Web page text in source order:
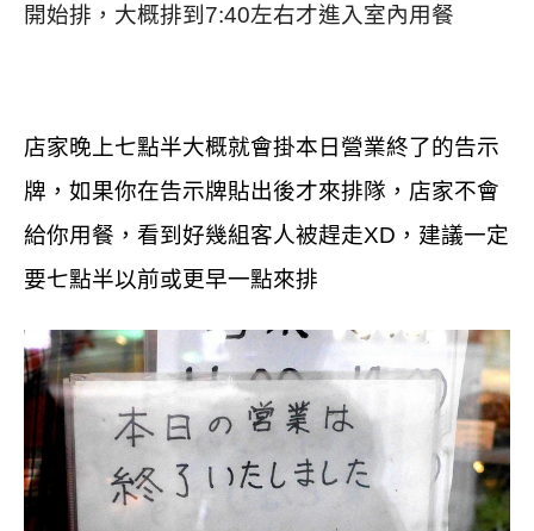
開始排， 大概排到7:40左右才進入室內用餐
店家晚上七點半大概就會掛本日營業終了的告示
牌，如果你在告示牌貼出後才來排隊，店家不會
給你用餐，看到好幾組客人被趕走XD ，建議一定
要七點半以前或更早一點來排